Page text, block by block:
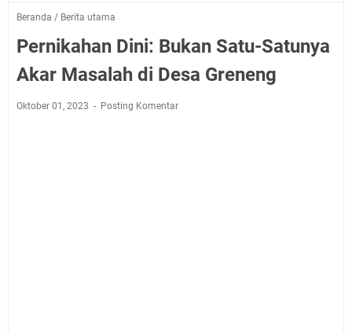
Beranda / Berita utama
Pernikahan Dini: Bukan Satu-Satunya
Akar Masalah di Desa Greneng
Oktober 01, 2023 Posting Komentar